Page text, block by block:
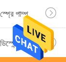
পাম্প
পাম্প